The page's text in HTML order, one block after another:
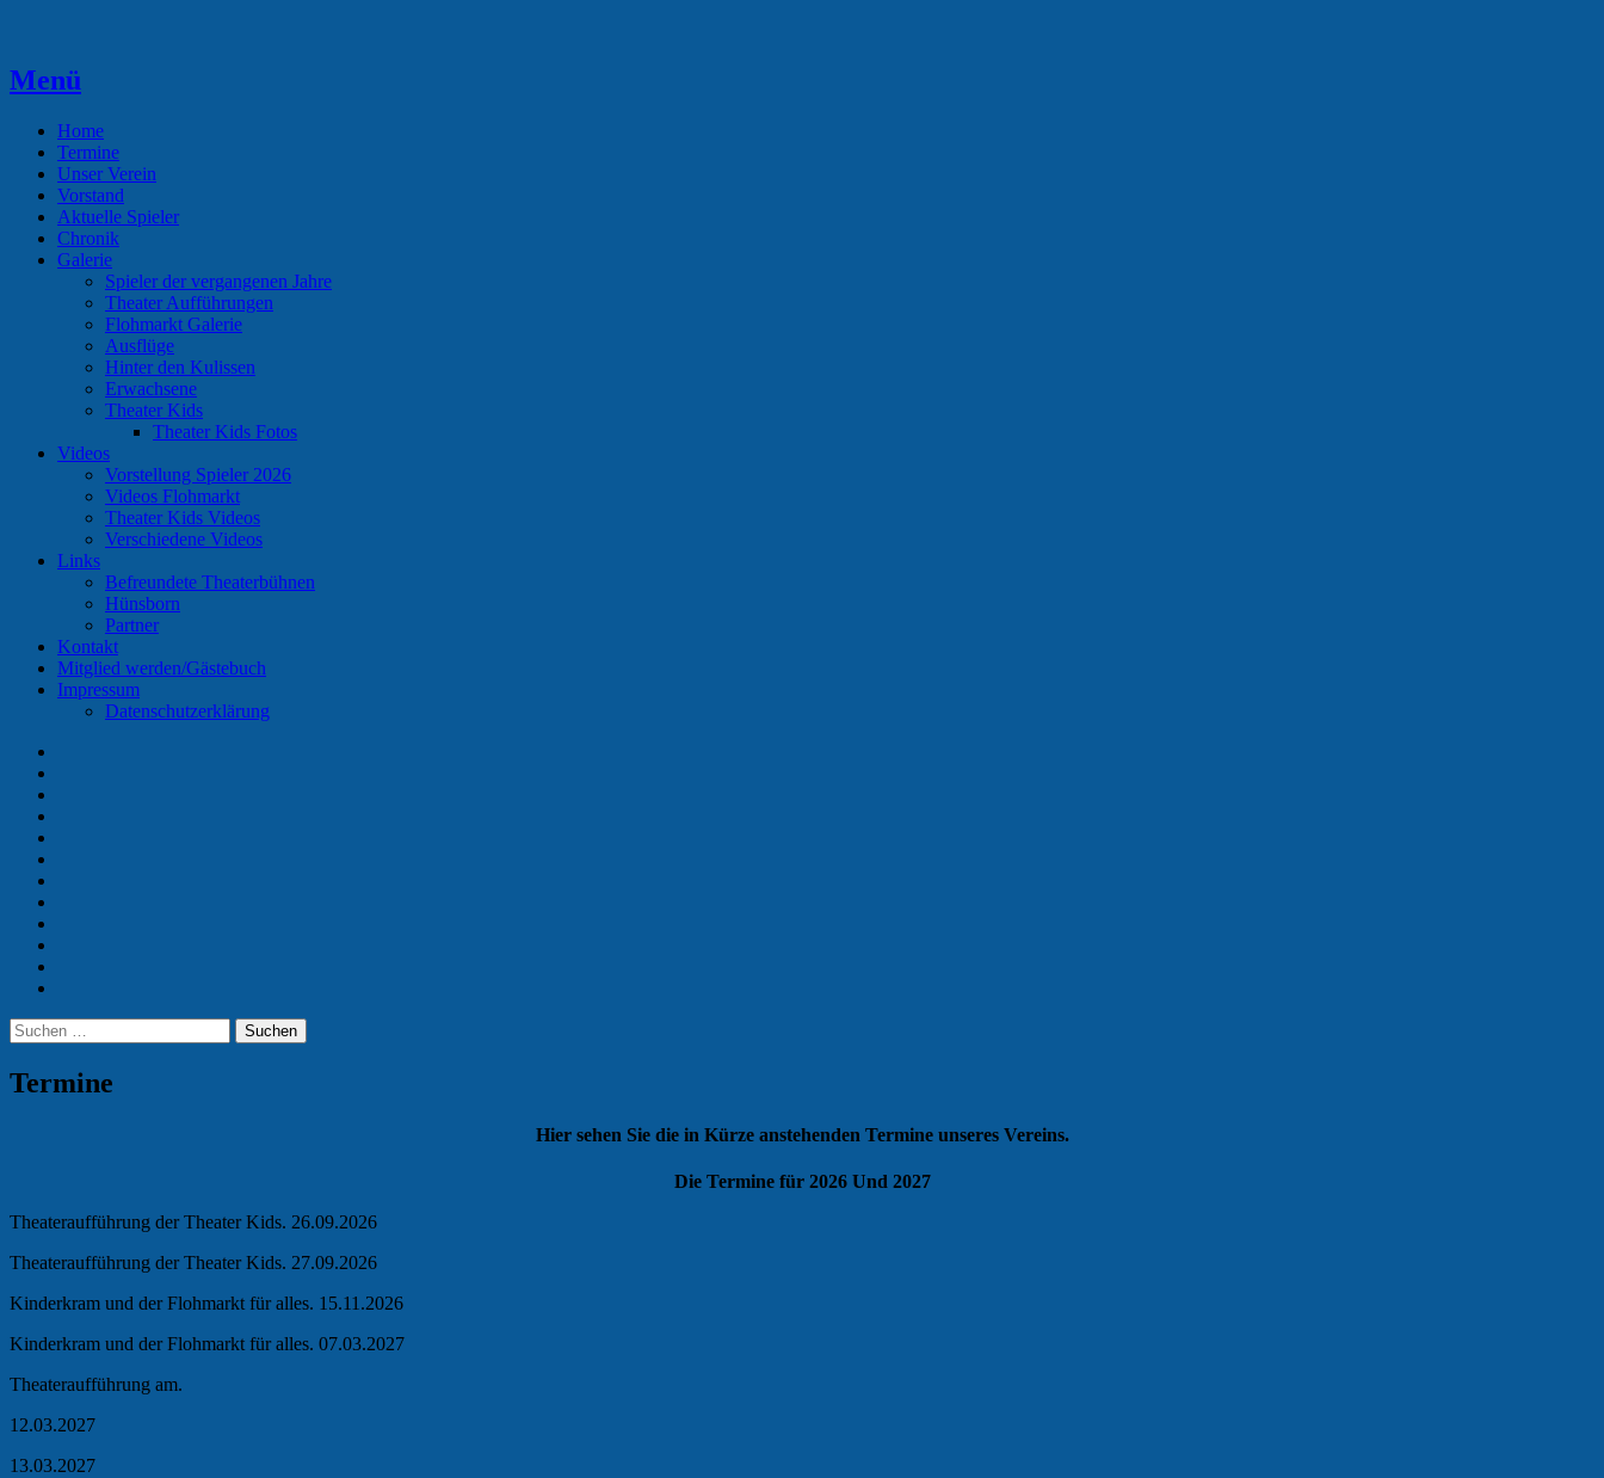
springen
Theaterverein Hünsborn
Menü
Home
Termine
Unser Verein
Vorstand
Aktuelle Spieler
Chronik
Galerie
Spieler der vergangenen Jahre
Theater Aufführungen
Flohmarkt Galerie
Ausflüge
Hinter den Kulissen
Erwachsene
Theater Kids
Theater Kids Fotos
Videos
Vorstellung Spieler 2026
Videos Flohmarkt
Theater Kids Videos
Verschiedene Videos
Links
Befreundete Theaterbühnen
Hünsborn
Partner
Kontakt
Mitglied werden/Gästebuch
Impressum
Datenschutzerklärung
Suchen
Suchen
nach:
Termine
Hier sehen Sie die in Kürze anstehenden Termine unseres Vereins.
Die Termine für 2026 Und 2027
Theateraufführung der Theater Kids. 26.09.2026
Theateraufführung der Theater Kids. 27.09.2026
Kinderkram und der Flohmarkt für alles. 15.11.2026
Kinderkram und der Flohmarkt für alles. 07.03.2027
Theateraufführung am.
12.03.2027
13.03.2027